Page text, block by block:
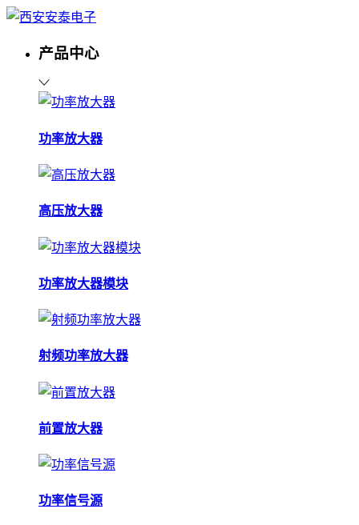
产品中心
功率放大器
高压放大器
功率放大器模块
射频功率放大器
前置放大器
功率信号源